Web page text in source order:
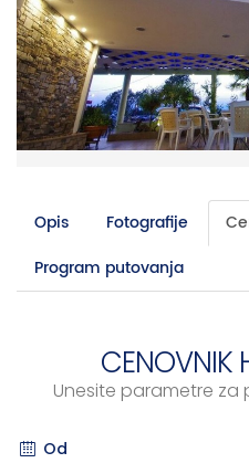
Opis Fotografije
Program putovanja
CENOVNIK
Unesite parametre za
Od